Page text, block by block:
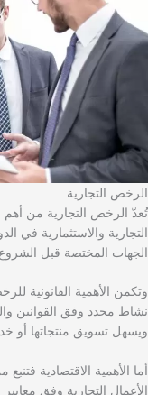
الرخص التجارية
تُعدّ الرخص التجارية من أهم
التجارية والاستثمارية
الجهات المختصة قبل
وتكمن الأهمية القانونية
نشاط محدد وفق القوانين
ويسهل تسويق منتجاتها أو
أما الأهمية الاقتصادية
الأعمال التجارية وفق